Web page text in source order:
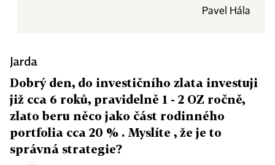
Pavel Hála
Jarda
Dobrý den, do investičního zlata investuji
již cca 6 roků, pravidelně 1 - 2 OZ ročně,
zlato beru něco jako část rodinného
portfolia cca 20 % . Myslíte , že je to
správná strategie?